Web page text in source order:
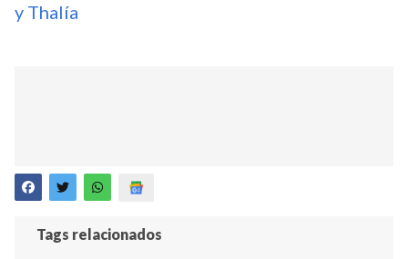
y Thalía
Tags relacionados